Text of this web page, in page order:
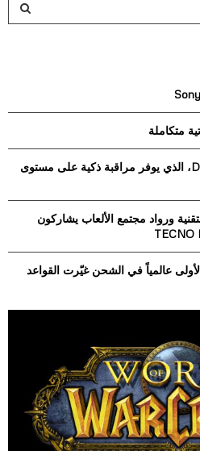
C
H
أطلقت Synology جهاز DVA7400، الذي يوفر مراقبة ذكية على مستوى
ورواد مجتمع الألعاب يشاركون
عالمياً في الشحن غيّرت القواعد